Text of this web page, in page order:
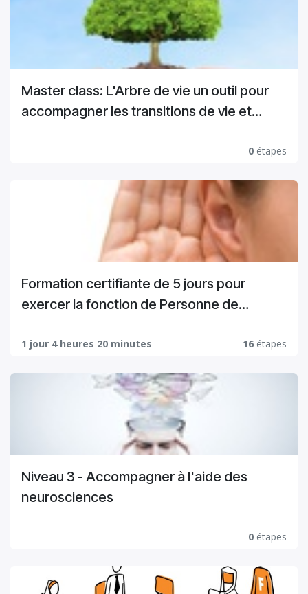
Master class: L'Arbre de vie un outil pour
accompagner les transitions de vie et
0 étapes
Formation certifiante de 5 jours pour
exercer la fonction de Personne de
1 jour 4 heures 20 minutes 16 étapes
Niveau 3 - Accompagner à l'aide des
neurosciences
0 étapes